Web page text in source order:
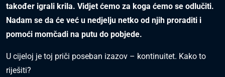
također igrali krila. Vidjet ćemo za koga ćemo se odlučiti.
Nadam se da će već u nedjelju netko od njih proraditi i
pomoći momčadi na putu do pobjede.
U cijeloj je toj priči poseban izazov – kontinuitet. Kako to
riješiti?